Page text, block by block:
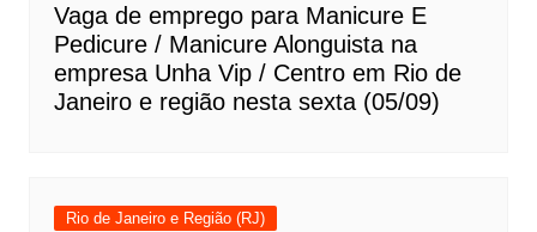
Vaga de emprego para Manicure E
Pedicure / Manicure Alonguista na
empresa Unha Vip / Centro em Rio de
Janeiro e região nesta sexta (05/09)
Rio de Janeiro e Região (RJ)